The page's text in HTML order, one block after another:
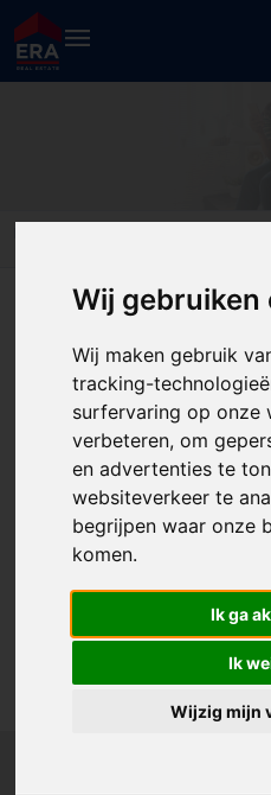
Wij gebruiken
Wij maken gebruik
tracking-
surfervaring op onze
verbeteren, om
en advertenties te
websiteverkeer te
begrijpen waar onze
komen.
Ik ga
Ik
Wijzig mijn
Funda